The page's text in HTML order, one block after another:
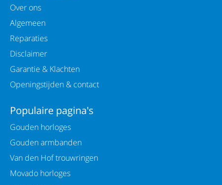
Over ons
Algemeen
Reparaties
Disclaimer
Garantie & Klachten
Openingstijden & contact
Populaire pagina's
Gouden horloges
Gouden armbanden
Van den Hof trouwringen
Movado horloges